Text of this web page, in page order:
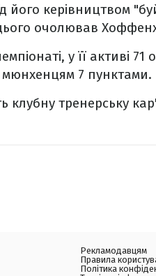
його керівництвом
очолював
у її активі
мюнхенцям 7 пунктами.
тренерську
Рекламодавцям
Правила
Політика